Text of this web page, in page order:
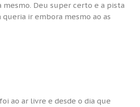
Deu super certo e a pista
ir embora mesmo ao as
ao ar livre e desde o dia que